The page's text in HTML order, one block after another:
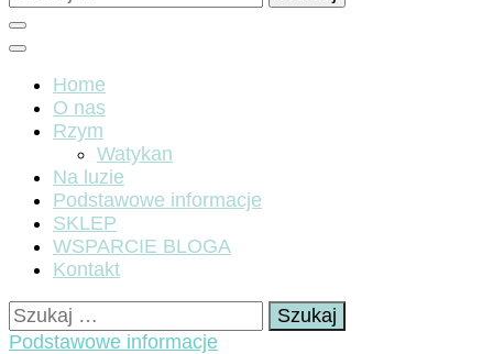
Home
O nas
Rzym
Watykan
Na luzie
Podstawowe informacje
SKLEP
WSPARCIE BLOGA
Kontakt
Szukaj:
Podstawowe informacje